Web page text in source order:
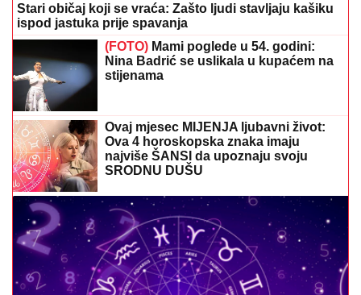
Stari običaj koji se vraća: Zašto ljudi stavljaju kašiku
ispod jastuka prije spavanja
(FOTO) Mami poglede u 54. godini:
Nina Badrić se uslikala u kupaćem na
stijenama
Ovaj mjesec MIJENJA ljubavni život:
Ova 4 horoskopska znaka imaju
najviše ŠANSI da upoznaju svoju
SRODNU DUŠU